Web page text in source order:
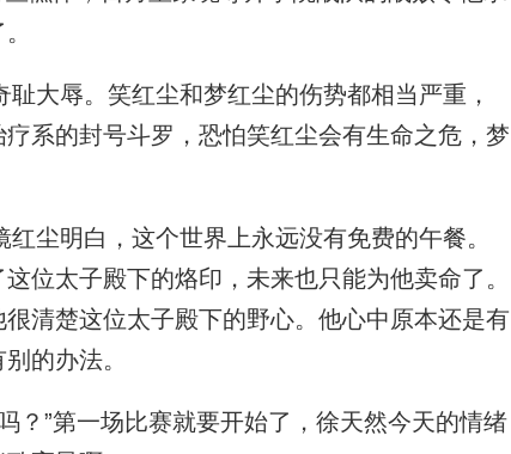
大辱。笑红尘和梦红尘的伤势都相当严重，
系的封号斗罗，恐怕笑红尘会有生命之危，梦
尘明白，这个世界上永远没有免费的午餐。
位太子殿下的烙印，未来也只能为他卖命了。
清楚这位太子殿下的野心。他心中原本还是有
的办法。
”第一场比赛就要开始了，徐天然今天的情绪